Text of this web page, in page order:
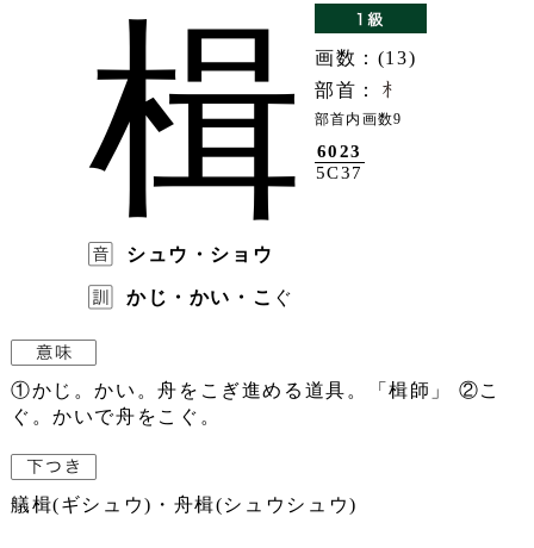
楫
画数：(13)
部首：
部首内画数9
6023
5C37
シュウ・ショウ
かじ・かい・こ ぐ
①かじ。かい。舟をこぎ進める道具。「楫師」 ②こ
ぐ。かいで舟をこぐ。
艤楫(ギシュウ)・舟楫(シュウシュウ)